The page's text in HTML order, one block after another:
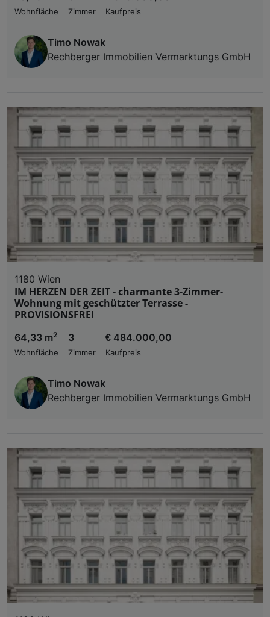
Wohnfläche
Zimmer Kaufpreis
Timo Nowak
Rechberger Immobilien Vermarktungs GmbH
1180 Wien
IM HERZEN DER ZEIT - charmante 3-Zimmer-
Wohnung mit geschützter Terrasse -
PROVISIONSFREI
64,33 m2
Wohnfläche
3
Zimmer
€ 484.000,00
Kaufpreis
Timo Nowak
Rechberger Immobilien Vermarktungs GmbH